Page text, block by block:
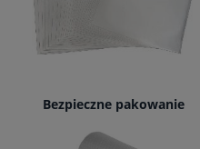
Bezpieczne pakowanie